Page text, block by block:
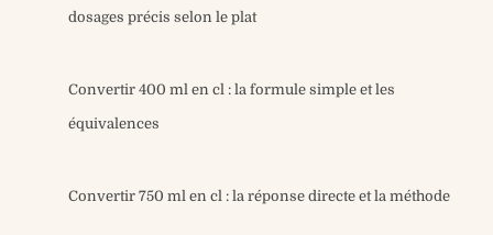
dosages précis selon le plat
Convertir 400 ml en cl : la formule simple et les
équivalences
Convertir 750 ml en cl : la réponse directe et la méthode